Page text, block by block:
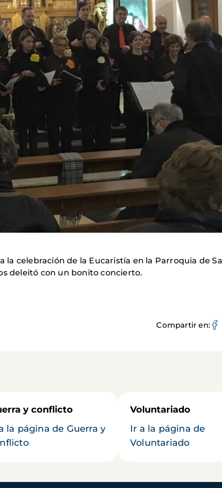
la celebración de la Eucaristía en la Parroquia de
deleitó con un bonito concierto.
Compartir en
y conflicto
la página de Guerra y
Voluntariado
Ir a la página de
Voluntariado